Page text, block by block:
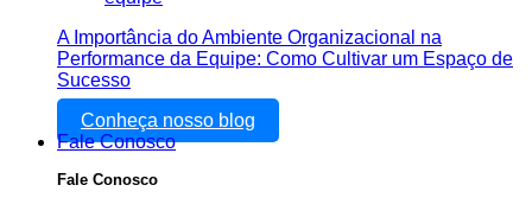
A Importância do Ambiente Organizacional na
Performance da Equipe: Como Cultivar um Espaço de
Sucesso
Conheça nosso blog
Fale Conosco
Fale Conosco